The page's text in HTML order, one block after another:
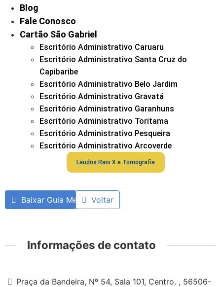
Blog
Fale Conosco
Cartão São Gabriel
Escritório Administrativo Caruaru
Escritório Administrativo Santa Cruz do
Capibaribe
Escritório Administrativo Belo Jardim
Escritório Administrativo Gravatá
Escritório Administrativo Garanhuns
Escritório Administrativo Toritama
Escritório Administrativo Pesqueira
Escritório Administrativo Arcoverde
Laudos Raio X e Tomografia
Baixar Guia MédicoVoltar
Informações de contato
Praça da Bandeira, Nº 54, Sala 101, Centro. , 56506-